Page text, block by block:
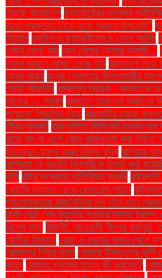
পড়ছে বাংলাদেশ যুক্তরাষ্ট্রের শুল্কের
মতো প্রস্তুতি নিতে হবে: প্রধান উপদেষ্টা"
নিয়োগ যুবলীগ ও ছাত্রলীগের ৪ নেতা আটক
ওজন বেড়ে যায় যেন মেঘের ভেলায় ভাসছি...
যেসব কারণে রোজা ভেঙে যায় রক্তচাপ
যেসব খাবার রংপুর গ্রেপ্তার নীলফামারীর
মেঠো আবাবিল রমজানুল মুবারক - কল্যাণের
লাভের ১০ আমল রমজানে তাকওয়া অর্জনের
পুরোনো' পিরামিড নিয়ে রাঙামাটির চায়না
তীব্র যানজট রাজধানীতে মিনিকেট চালের
রাতে ঘুম না এলে কোন কাজগুলো করা উচিত
ইউক্রেন যুদ্ধে অস্ত্র বিক্রি বৃদ্ধি রাশিয়ায়
রাশিয়ায় যে বাঙালি বিপ্লবীকে হত্যা করা
দাবি রাষ্ট্র সংস্কার অতিরিক্ত জরুরি
কোর্টের মতামত চেয়ে রেফারেন্স পাঠান
পৃষ্ঠপোষকতায় রাজনৈতিক দল গঠন হলে
রাস্ট বেল্টে শেষ মুহূর্তের প্রচারে ব্যস্ত
বিশেষ ছাড় রিজভী: আওয়ামী লীগের কর্মসূচি
রোগীরা বিপাকে রোজ ৫ ধরনের খাবার খেলে
রোজাদার শিশুর যত্ন রোজায় ইসবগুলের ভুসি
কারণ রোজায় ত্বকের যত্নে কী করবেন?